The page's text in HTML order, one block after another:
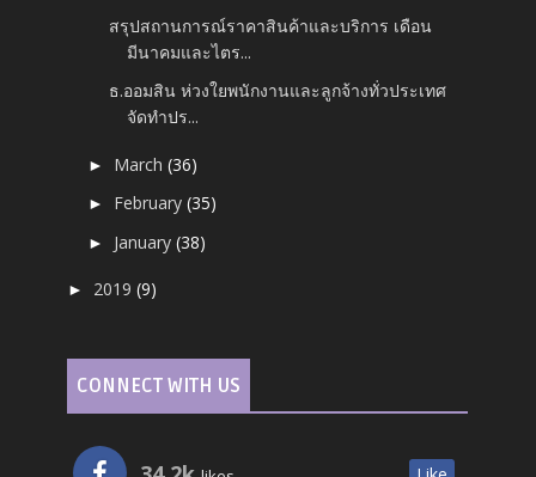
สรุปสถานการณ์ราคาสินค้าและบริการ เดือน
มีนาคมและไตร...
ธ.ออมสิน ห่วงใยพนักงานและลูกจ้างทั่วประเทศ
จัดทำปร...
► March(36)
► February(35)
► January(38)
► 2019(9)
CONNECT WITH US